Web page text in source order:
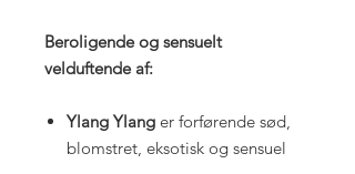
Beroligende og sensuelt
velduftende af:
Ylang Ylang er forførende sød,
blomstret, eksotisk og sensuel